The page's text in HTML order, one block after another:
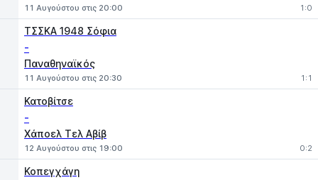
11 Αυγούστου στις 20:00 1:0
ΤΣΣΚΑ 1948 Σόφια
-
Παναθηναϊκός
11 Αυγούστου στις 20:30 1:1
Κατοβίτσε
-
Χάποελ Τελ Αβίβ
12 Αυγούστου στις 19:00 0:2
Κοπεγχάγη